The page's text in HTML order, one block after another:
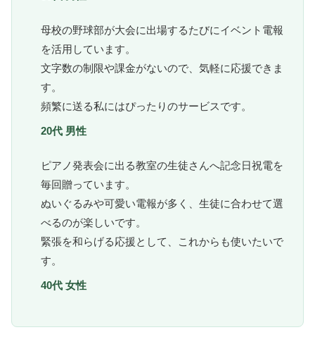
母校の野球部が大会に出場するたびにイベント電報
を活用しています。
文字数の制限や課金がないので、気軽に応援できま
す。
頻繁に送る私にはぴったりのサービスです。
20代 男性
ピアノ発表会に出る教室の生徒さんへ記念日祝電を
毎回贈っています。
ぬいぐるみや可愛い電報が多く、生徒に合わせて選
べるのが楽しいです。
緊張を和らげる応援として、これからも使いたいで
す。
40代 女性